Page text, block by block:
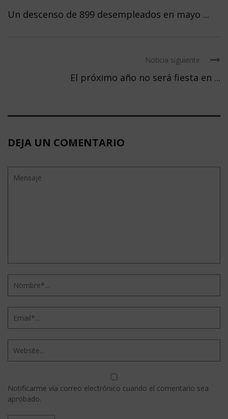
Un descenso de 899 desempleados en mayo ...
Noticia siguiente
El próximo año no será fiesta en ...
DEJA UN COMENTARIO
Notificarme vía correo electrónico cuando el comentario sea
aprobado.